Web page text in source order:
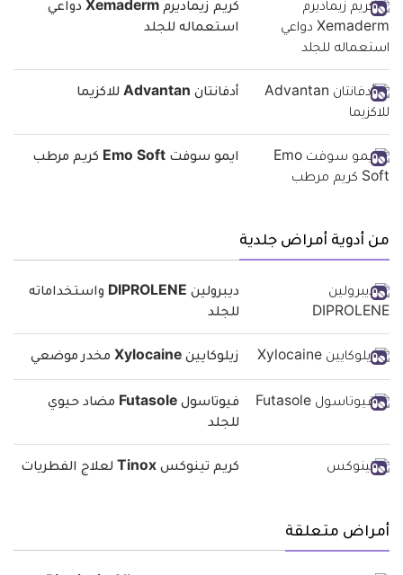
كريم زيماديرم Xemaderm دواعي
استعماله للجلد
أدفانتان Advantan للاكزيما
ايمو سوفت Emo Soft كريم مرطب
من أدوية أمراض جلدية
ديبرولين DIPROLENE واستخداماته
للجلد
زيلوكايين Xylocaine مخدر موضعي
فيوتاسول Futasole مضاد حيوي
للجلد
كريم تينوكس Tinox لعلاج الفطريات
أمراض متعلقة